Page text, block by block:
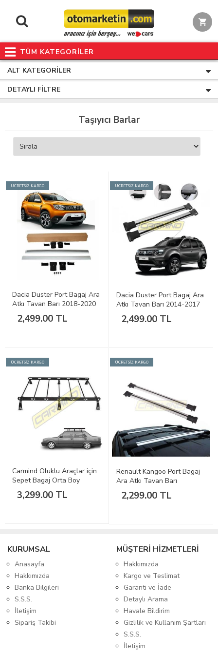
TÜM KATEGORİLER
ALT KATEGORILER
DETAYLI FILTRE
Taşıyıcı Barlar
ÜCRETSİZ KARGO
Dacia Duster Port Bagaj Ara
Atkı Tavan Barı 2018-2020
2,499.00 TL
ÜCRETSİZ KARGO
Dacia Duster Port Bagaj Ara
Atkı Tavan Barı 2014-2017
2,499.00 TL
ÜCRETSİZ KARGO
Carmind Oluklu Araçlar için
Sepet Bagaj Orta Boy
3,299.00 TL
ÜCRETSİZ KARGO
Renault Kangoo Port Bagaj
Ara Atkı Tavan Barı
2,299.00 TL
KURUMSAL
Anasayfa
Hakkımızda
Banka Bilgileri
S.S.S.
İletişim
Sipariş Takibi
MÜŞTERİ HİZMETLERİ
Hakkımızda
Kargo ve Teslimat
Garanti ve İade
Detaylı Arama
Havale Bildirim
Gizlilik ve Kullanım Şartları
S.S.S.
İletişim